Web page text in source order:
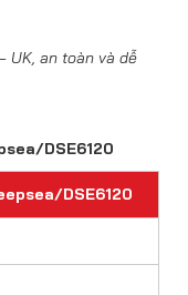
UK, an toàn và dễ
DSE6120
DSE6120